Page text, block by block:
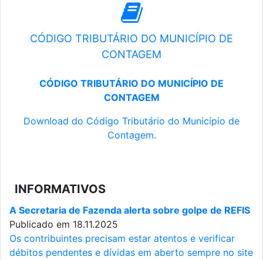
CÓDIGO TRIBUTÁRIO DO MUNICÍPIO DE
CONTAGEM
CÓDIGO TRIBUTÁRIO DO MUNICÍPIO DE
CONTAGEM
Download do Código Tributário do Município de
Contagem.
INFORMATIVOS
A Secretaria de Fazenda alerta sobre golpe de REFIS
Publicado em 18.11.2025
Os contribuintes precisam estar atentos e verificar
débitos pendentes e dívidas em aberto sempre no site